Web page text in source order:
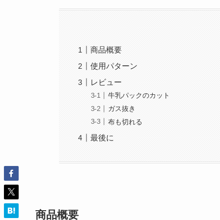
商品概要
使用パターン
レビュー
牛乳パックのカット
ガス抜き
布も切れる
最後に
商品概要